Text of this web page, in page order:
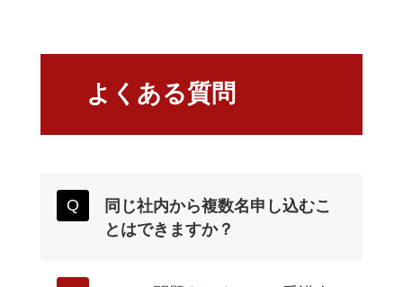
よくある質問
同じ社内から複数名申し込むこ
とはできますか？